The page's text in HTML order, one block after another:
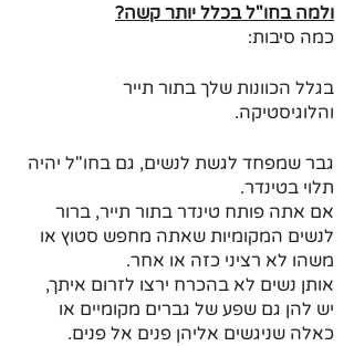
ולמה בחו"ל בכלל יותר קשה?
כמה סיבות:
בגלל הכוונות שלך בתור תייר
והלוגיסטיקה.
גבר שמפחד לגשת לנשים, גם בחו"ל יהיה
תלוי בטינדר.
אם אתה פותח טינדר בתור תייר, ברור
לנשים המקומיות שאתה מחפש סטוץ או
משהו לא רציני כזה או אחר.
אותן נשים לא בהכרח ירצו לזרום איתך,
יש להן גם שפע של גברים מקומיים או
כאלה שניגשים אליהן פנים אל פנים.